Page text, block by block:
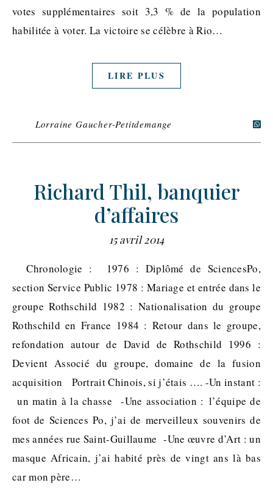
votes supplémentaires soit 3,3 % de la population
habilitée à voter. La victoire se célèbre à Rio…
LIRE PLUS
Lorraine Gaucher-Petitdemange
Richard Thil, banquier
d’affaires
15 avril 2014
Chronologie : 1976 : Diplômé de SciencesPo,
section Service Public 1978 : Mariage et entrée dans le
groupe Rothschild 1982 : Nationalisation du groupe
Rothschild en France 1984 : Retour dans le groupe,
refondation autour de David de Rothschild 1996 :
Devient Associé du groupe, domaine de la fusion
acquisition Portrait Chinois, si j’étais …. -Un instant :
un matin à la chasse -Une association : l’équipe de
foot de Sciences Po, j’ai de merveilleux souvenirs de
mes années rue Saint-Guillaume -Une œuvre d’Art : un
masque Africain, j’ai habité près de vingt ans là bas
car mon père…